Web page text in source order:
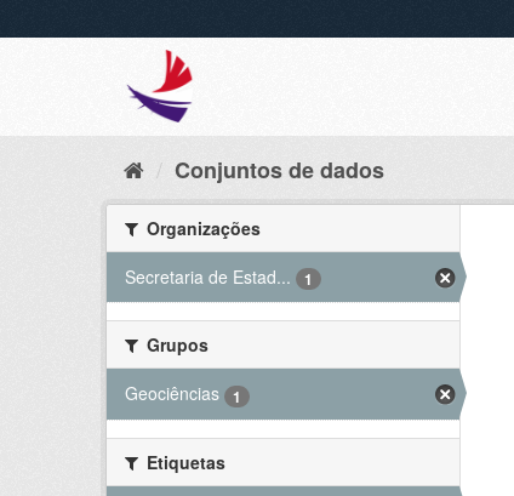
Conjuntos de dados
Organizações
Secretaria de Estad...
1
Grupos
Geociências
1
Etiquetas